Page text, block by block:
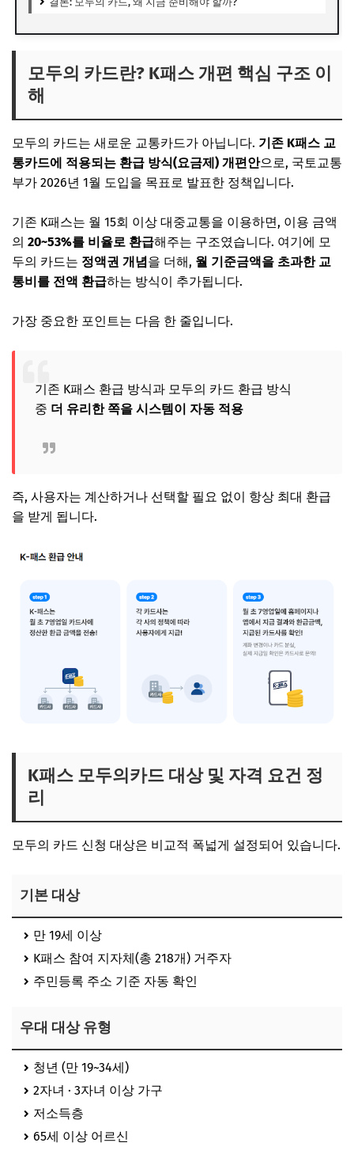
모두의 카드란? K패스 개편 핵심 구조 이
해
모두의 카드는 새로운 교통카드가 아닙니다. 기존 K패스 교
통카드에 적용되는 환급 방식(요금제) 개편안으로, 국토교통
부가 2026년 1월 도입을 목표로 발표한 정책입니다.
기존 K패스는 월 15회 이상 대중교통을 이용하면, 이용 금액
의 20~53%를 비율로 환급해주는 구조였습니다. 여기에 모
두의 카드는 정액권 개념을 더해, 월 기준금액을 초과한 교
통비를 전액 환급하는 방식이 추가됩니다.
가장 중요한 포인트는 다음 한 줄입니다.
기존 K패스 환급 방식과 모두의 카드 환급 방식
중 더 유리한 쪽을 시스템이 자동 적용
즉, 사용자는 계산하거나 선택할 필요 없이 항상 최대 환급
을 받게 됩니다.
K패스 모두의카드 대상 및 자격 요건 정
리
모두의 카드 신청 대상은 비교적 폭넓게 설정되어 있습니다.
기본 대상
만 19세 이상
K패스 참여 지자체(총 218개) 거주자
주민등록 주소 기준 자동 확인
우대 대상 유형
청년 (만 19~34세)
2자녀 · 3자녀 이상 가구
저소득층
65세 이상 어르신